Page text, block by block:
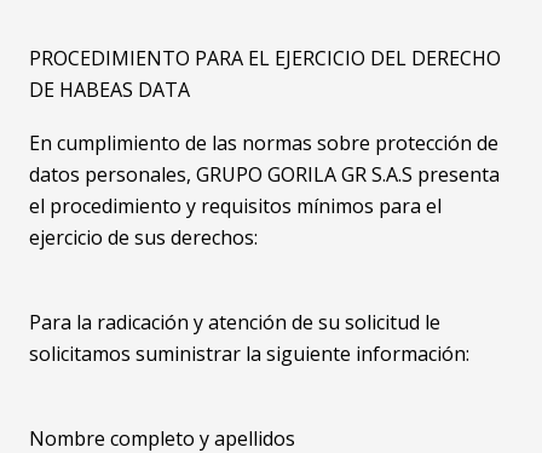
PROCEDIMIENTO PARA EL EJERCICIO DEL DERECHO
DE HABEAS DATA
En cumplimiento de las normas sobre protección de
datos personales, GRUPO GORILA GR S.A.S presenta
el procedimiento y requisitos mínimos para el
ejercicio de sus derechos:
Para la radicación y atención de su solicitud le
solicitamos suministrar la siguiente información:
Nombre completo y apellidos